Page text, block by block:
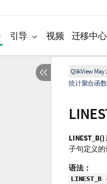
引导 视频 迁移中心
QlikView May
统计聚合函数
LINEST_B()
子句定义
语法：
LINEST_B